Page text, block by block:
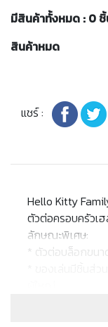
มีสินค้าทั้งหมด : 0
สินค้าหมด
แชร์ :
Hello Kitty
ตัวต่อครอบครัวเ
ลักษณะพิเศษ:
* ตัวต่อบล็อกขน
* เหมาะสำหรับเ